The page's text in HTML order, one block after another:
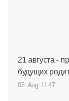
21 августа -
будущих
03. Aug 11:47